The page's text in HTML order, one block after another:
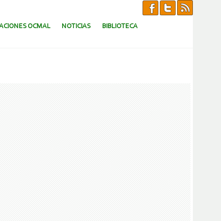
OCMAL NOTICIAS BIBLIOTECA